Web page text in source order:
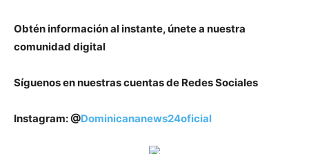
Obtén información al instante, únete a nuestra
comunidad digital
Síguenos en nuestras cuentas de Redes Sociales
Instagram: @Dominicananews24oficial